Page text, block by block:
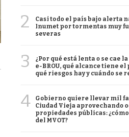
2
Casi todo el país bajo alerta
Inumet por tormentas muy
severas
3
¿Por qué está lenta o se cae
e-BROU, qué alcance tiene
qué riesgos hay y cuándo se
4
Gobierno quiere llevar mil
Ciudad Vieja aprovechando
propiedades públicas:
del MVOT?